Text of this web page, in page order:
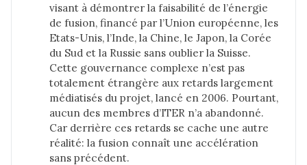
visant à démontrer la faisabilité de l’énergie
de fusion, financé par l’Union européenne, les
Etats-Unis, l’Inde, la Chine, le Japon, la Corée
du Sud et la Russie sans oublier la Suisse.
Cette gouvernance complexe n’est pas
totalement étrangère aux retards largement
médiatisés du projet, lancé en 2006. Pourtant,
aucun des membres d’ITER n’a abandonné.
Car derrière ces retards se cache une autre
réalité: la fusion connaît une accélération
sans précédent.